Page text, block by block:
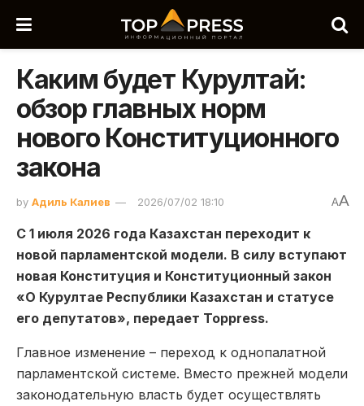
Каким будет Курултай:
обзор главных норм
нового Конституционного
закона
by Адиль Калиев 2026/07/02 18:10 AA
С 1 июля 2026 года Казахстан переходит к
новой парламентской модели. В силу вступают
новая Конституция и Конституционный закон
«О Курултае Республики Казахстан и статусе
его депутатов», передает Toppress.
Главное изменение – переход к однопалатной
парламентской системе. Вместо прежней модели
законодательную власть будет осуществлять